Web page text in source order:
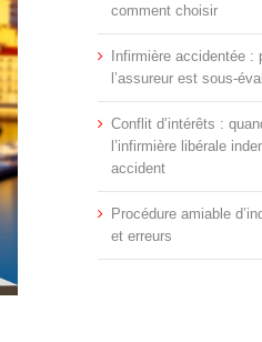
comment choisir
Infirmière accidentée :
l’assureur est sous-
Conflit d’intérêts :
l’infirmière libérale
accident
Procédure amiable
et erreurs